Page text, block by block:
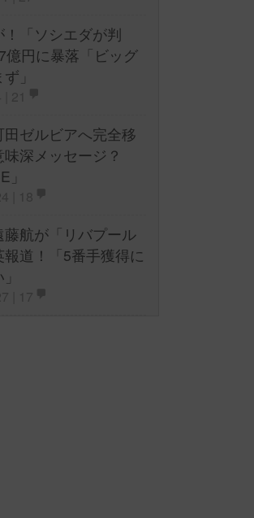
「ソシエダが判
億円に暴落「ビッグ
」
ゼルビアへ完全移
深メッセージ？
藤航が「リバプール
道！「5番手獲得に